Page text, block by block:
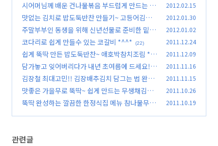
시어머님께 배운 건나물볶음 부드럽게 만드는 법
(취나물볶음)
(56)
2012.02.15
맛없는 김치로 밥도둑반찬 만들기~ 고등어김치
조림 *^^*
(44)
2012.01.30
주말부부인 동생을 위해 신년선물로 준비한 밑반
찬 6종 *^^* (41)
2012.01.02
코다리로 쉽게 만들수 있는 코갈비 *^^* (22) 2011.12.24
쉽게 뚝딱 만든 밥도둑반찬~ 애호박참치조림 *^
^*
(40)
2011.12.09
담가놓고 잊어버리다가 내년 초여름에 드세요!!!
무짠지 담그는법 *^^*
(50)
2011.11.16
김장철 최대고민!! 김장배추김치 담그는 법 완전
정복하기 *^^* (242)
2011.11.15
맛좋은 가을무로 뚝딱~ 쉽게 만드는 무생채김치
만들기 *^^* (69)
2011.10.26
뚝딱 완성하는 깔끔한 한정식집 메뉴 참나물무침
2011.10.19
관련글